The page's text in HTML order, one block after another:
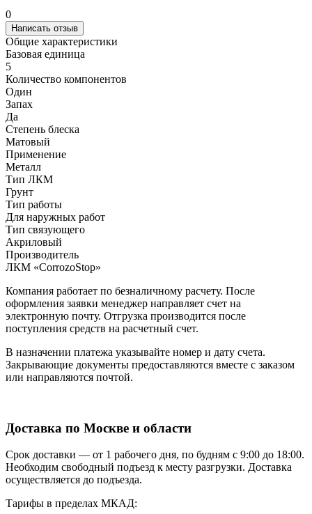
0
Написать отзыв
Общие характеристики
Базовая единица
5
Количество компонентов
Один
Запах
Да
Степень блеска
Матовый
Применение
Металл
Тип ЛКМ
Грунт
Тип работы
Для наружных работ
Тип связующего
Акриловый
Производитель
ЛКМ «CorrozoStop»
Компания работает по безналичному расчету. После
оформления заявки менеджер направляет счет на
электронную почту. Отгрузка производится после
поступления средств на расчетный счет.
В назначении платежа указывайте номер и дату счета.
Закрывающие документы предоставляются вместе с заказом
или направляются почтой.
Доставка по Москве и области
Срок доставки — от 1 рабочего дня, по будням с 9:00 до 18:00.
Необходим свободный подъезд к месту разгрузки. Доставка
осуществляется до подъезда.
Тарифы в пределах МКАД: